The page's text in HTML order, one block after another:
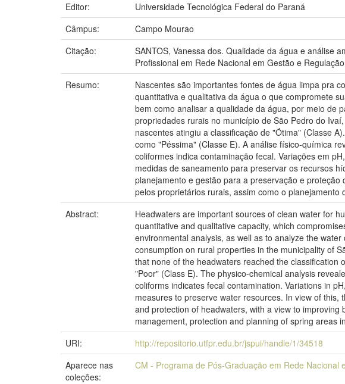
Editor:
Universidade Tecnológica Federal do Paraná
Câmpus:
Campo Mourao
Citação:
SANTOS, Vanessa dos. Qualidade da água e análise
Profissional em Rede Nacional em Gestão e
Resumo:
Nascentes são importantes fontes de água limpa pra
quantitativa e qualitativa da água o que compromete
bem como analisar a qualidade da água, por meio de
propriedades rurais no município de São Pedro do
nascentes atingiu a classificação de "Ótima" (Classe
como "Péssima" (Classe E). A análise físico-química
coliformes indica contaminação fecal. Variações em
medidas de saneamento para preservar os recursos
planejamento e gestão para a preservação e
pelos proprietários rurais, assim como o
Abstract:
Headwaters are important sources of clean water for
quantitative and qualitative capacity, which
environmental analysis, as well as to analyze the
consumption on rural properties in the municipality of
that none of the headwaters reached the classification
"Poor" (Class E). The physico-chemical analysis
coliforms indicates fecal contamination. Variations in
measures to preserve water resources. In view of
and protection of headwaters, with a view to
management, protection and planning of spring areas
URI:
http://repositorio.utfpr.edu.br/jspui/handle/1/34518
Aparece nas
coleções:
CM - Programa de Pós-Graduação em Rede